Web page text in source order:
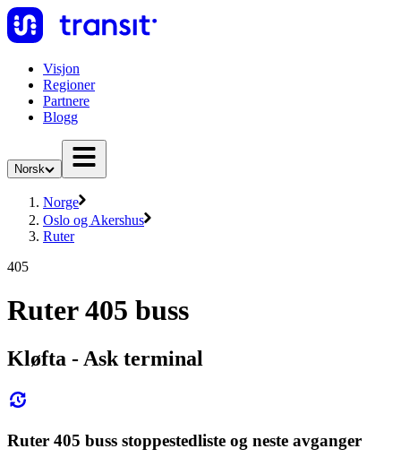
Visjon
Regioner
Partnere
Blogg
Norsk
Norge
Oslo og Akershus
Ruter
405
Ruter 405 buss
Kløfta - Ask terminal
Ruter 405 buss stoppestedliste og neste avganger